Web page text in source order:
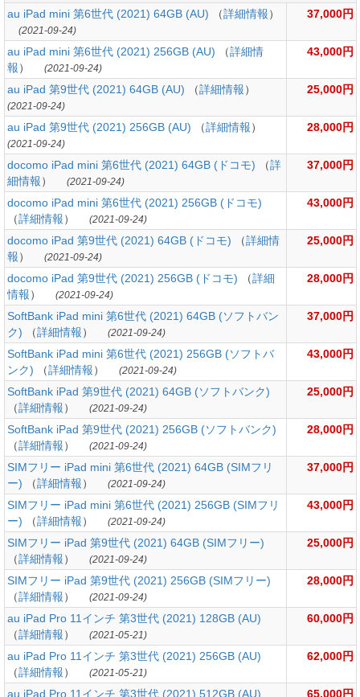
au iPad mini 第6世代 (2021) 64GB (AU)
（詳細情報）
(2021-09-24)
37,000円
au iPad mini 第6世代 (2021) 256GB (AU) （詳細情
報） (2021-09-24)
43,000円
au iPad 第9世代 (2021) 64GB (AU) （詳細情報）
(2021-09-24)
25,000円
au iPad 第9世代 (2021) 256GB (AU) （詳細情報）
(2021-09-24)
28,000円
docomo iPad mini 第6世代 (2021) 64GB (ドコモ) （詳
細情報） (2021-09-24)
37,000円
docomo iPad mini 第6世代 (2021) 256GB (ドコモ)
（詳細情報） (2021-09-24)
43,000円
docomo iPad 第9世代 (2021) 64GB (ドコモ) （詳細情
報） (2021-09-24)
25,000円
docomo iPad 第9世代 (2021) 256GB (ドコモ) （詳細
情報） (2021-09-24)
28,000円
SoftBank iPad mini 第6世代 (2021) 64GB (ソフトバン
ク)
（詳細情報） (2021-09-24)
37,000円
SoftBank iPad mini 第6世代 (2021) 256GB (ソフトバ
ンク)
（詳細情報） (2021-09-24)
43,000円
SoftBank iPad 第9世代 (2021) 64GB (ソフトバンク)
（詳細情報） (2021-09-24)
25,000円
SoftBank iPad 第9世代 (2021) 256GB (ソフトバンク)
（詳細情報） (2021-09-24)
28,000円
SIMフリー iPad mini 第6世代 (2021) 64GB (SIMフリ
ー)
（詳細情報） (2021-09-24)
37,000円
SIMフリー iPad mini 第6世代 (2021) 256GB (SIMフリ
ー)
（詳細情報） (2021-09-24)
43,000円
SIMフリー iPad 第9世代 (2021) 64GB (SIMフリー)
（詳細情報） (2021-09-24)
25,000円
SIMフリー iPad 第9世代 (2021) 256GB (SIMフリー)
（詳細情報） (2021-09-24)
28,000円
au iPad Pro 11インチ 第3世代 (2021) 128GB (AU)
（詳細情報） (2021-05-21)
60,000円
au iPad Pro 11インチ 第3世代 (2021) 256GB (AU)
（詳細情報） (2021-05-21)
62,000円
au iPad Pro 11インチ 第3世代 (2021) 512GB (AU) 65,000円